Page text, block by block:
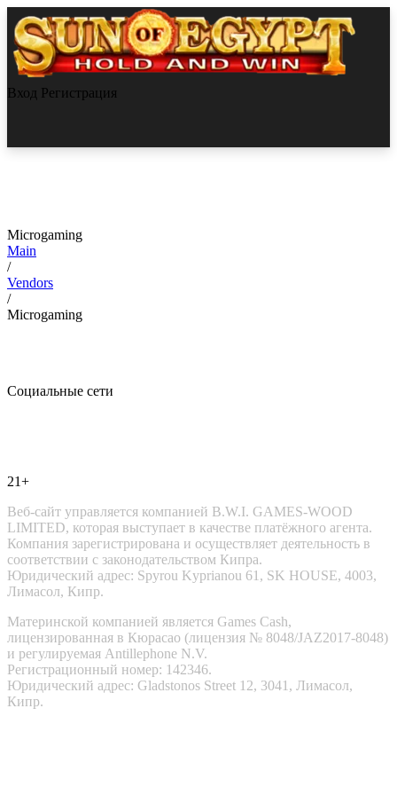
Вход Регистрация
Microgaming
Main
/
Vendors
/
Microgaming
Социальные сети
21+
Веб-сайт управляется компанией B.W.I. GAMES-WOOD
LIMITED, которая выступает в качестве платёжного агента.
Компания зарегистрирована и осуществляет деятельность в
соответствии с законодательством Кипра.
Юридический адрес: Spyrou Kyprianou 61, SK HOUSE, 4003,
Лимасол, Кипр.
Материнской компанией является Games Cash,
лицензированная в Кюрасао (лицензия № 8048/JAZ2017-8048)
и регулируемая Antillephone N.V.
Регистрационный номер: 142346.
Юридический адрес: Gladstonos Street 12, 3041, Лимасол,
Кипр.